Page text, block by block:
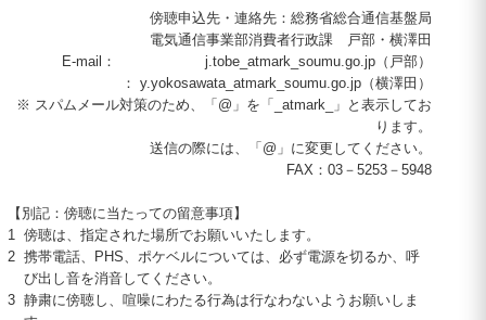
傍聴申込先・連絡先：総務省総合通信基盤局
電気通信事業部消費者行政課 戸部・横澤田
E-mail： j.tobe_atmark_soumu.go.jp（戸部）
： y.yokosawata_atmark_soumu.go.jp（横澤田）
※ スパムメール対策のため、「@」を「_atmark_」と表示してお
ります。
送信の際には、「@」に変更してください。
FAX： 03－ 5253－ 5948
【別記：傍聴に当たっての留意事項】
1 傍聴は、指定された場所でお願いいたします。
2 携帯電話、 PHS、ポケベルについては、必ず電源を切るか、呼
び出し音を消音してください。
3 静粛に傍聴し、喧噪にわたる行為は行なわないようお願いしま